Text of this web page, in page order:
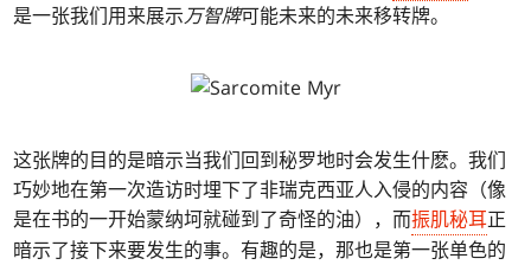
是一张我们用来展示万智牌可能未来的未来移转牌。
这张牌的目的是暗示当我们回到秘罗地时会发生什麽。我们
巧妙地在第一次造访时埋下了非瑞克西亚人入侵的内容（像
是在书的一开始蒙纳坷就碰到了奇怪的油），而振肌秘耳正
暗示了接下来要发生的事。有趣的是，那也是第一张单色的